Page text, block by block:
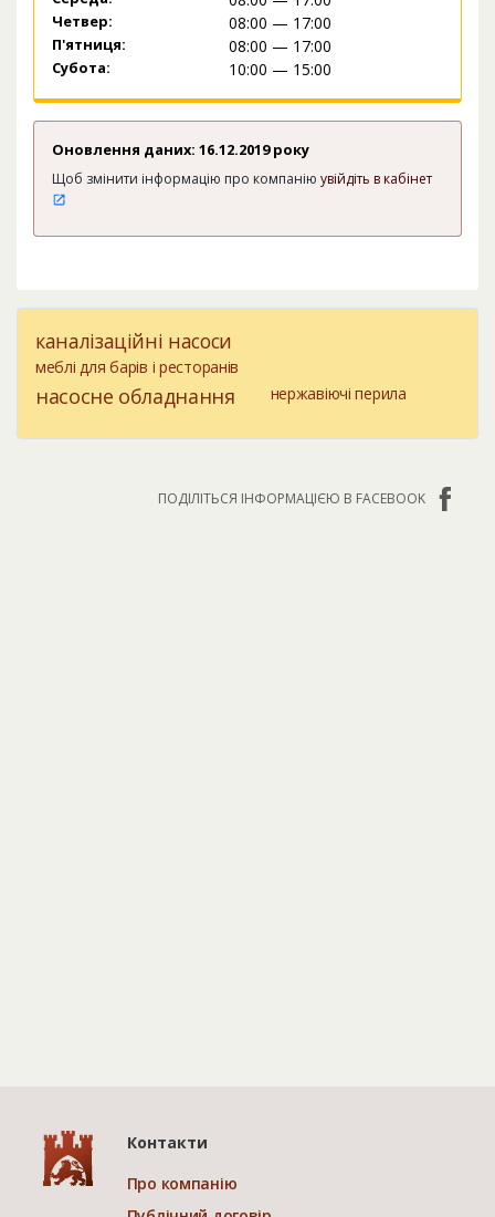
Четвер: 08:00 — 17:00
П'ятниця: 08:00 — 17:00
Субота: 10:00 — 15:00
Оновлення даних: 16.12.2019 року
Щоб змінити інформацію про компанію увійдіть в кабінет
каналізаційні насоси
меблі для барів і ресторанів
насосне обладнання нержавіючі перила
ПОДІЛІТЬСЯ ІНФОРМАЦІЄЮ В FACEBOOK
Контакти
Про компанію